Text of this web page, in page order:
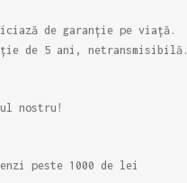
de garanție pe viață.
de 5 ani, netransmisibilă.
ul nostru!
peste 1000 de lei